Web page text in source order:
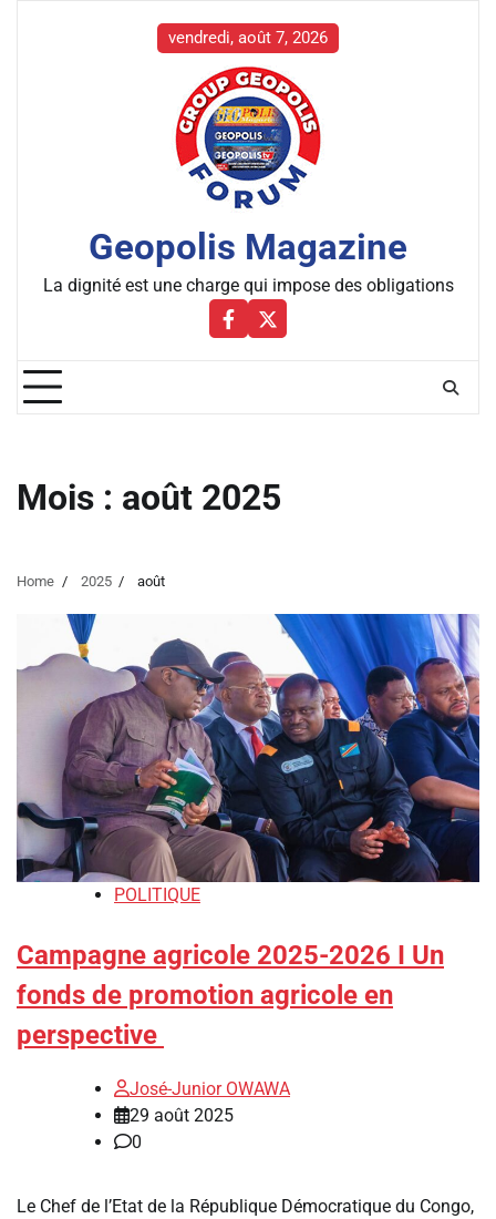
vendredi, août 7, 2026
Geopolis Magazine
La dignité est une charge qui impose des obligations
Facebbok
X
Mois : août 2025
Home 2025 août
POLITIQUE
Campagne agricole 2025-2026 I Un
fonds de promotion agricole en
perspective
José-Junior OWAWA
29 août 2025
0
Le Chef de l’Etat de la République Démocratique du Congo,